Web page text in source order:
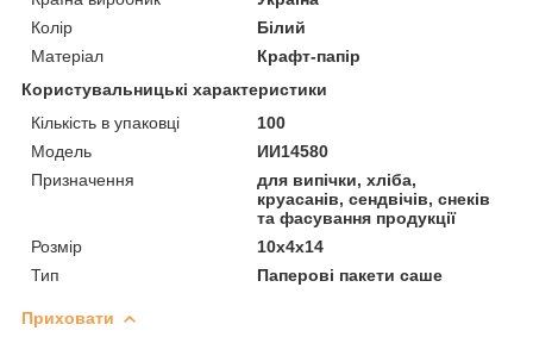
Колір
Білий
Матеріал
Крафт-папір
Користувальницькі характеристики
Кількість в упаковці
100
Мoдель
ИИ14580
Призначення
для випічки, хліба,
круасанів, сендвічів, снеків
та фасування продукції
Розмір
10x4x14
Тип
Паперові пакети саше
Приховати